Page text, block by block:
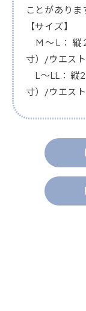
ことがありま
【サイズ】
M～L：縦
寸）/ウエス
L～LL：縦
寸）/ウエス